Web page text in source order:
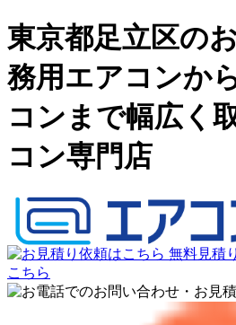
東京都足立区の
務用エアコンか
コンまで幅広く
コン専門店
無料見積
こちら